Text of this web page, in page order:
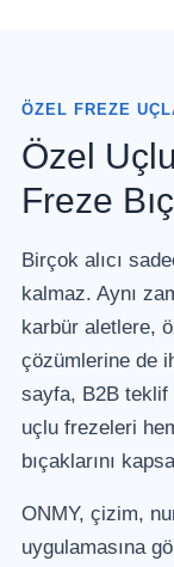
ÖZEL FREZE
Özel
Freze
Birçok alıcı
kalmaz. Aynı
karbür aletlere,
çözümlerine de
sayfa, B2B teklif
uçlu frezeleri
bıçaklarını
ONMY, çizim,
uygulamasına